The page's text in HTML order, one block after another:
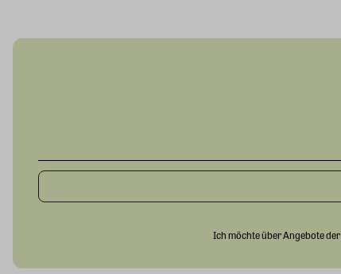
Ich möchte über Angebote der